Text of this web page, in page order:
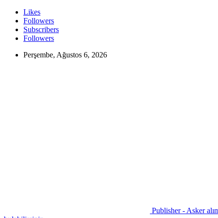
Likes
Followers
Subscribers
Followers
Perşembe, Ağustos 6, 2026
Publisher - Asker